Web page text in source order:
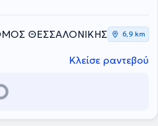
κλινική του Αντικαρκινικού
και διεθνή συνέδρια, καθώς
περιοδικά. Τέλος, ο ιατρός
Εταιρείας, της
και της British Medical
ΘΕΣΣΑΛΟΝΙΚΗΣ 6,9 km
Κλείσε ραντεβού